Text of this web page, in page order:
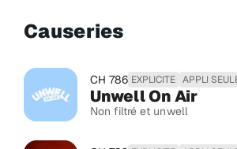
Causeries
CH 786 EXPLICITE APPLI
Unwell On Air
Non filtré et unwell